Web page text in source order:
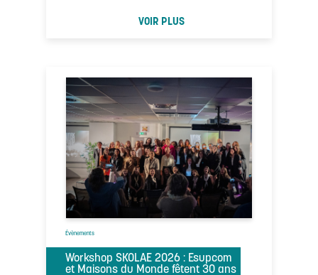
VOIR PLUS
Évènements
Workshop SKOLAE 2026 : Esupcom
et Maisons du Monde fêtent 30 ans